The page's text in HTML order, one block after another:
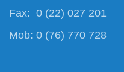
Fax: 0 (22) 027 201
Mob: 0 (76) 770 728